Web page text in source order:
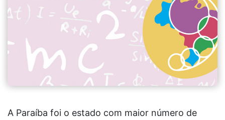
A Paraíba foi o estado com maior número de